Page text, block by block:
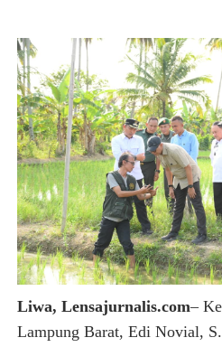
Liwa, Lensajurnalis.com–
Lampung Barat, Edi Novial,